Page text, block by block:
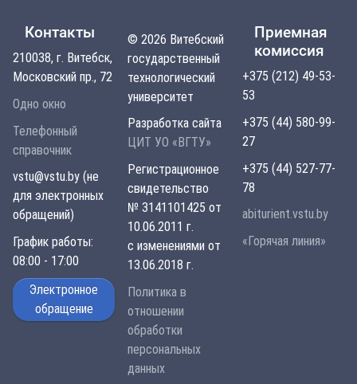
Контакты
210038, г. Витебск,
Московский пр., 72
Одно окно
Телефонный
справочник
vstu@vstu.by (не
для электронных
обращений)
График работы:
08:00 - 17:00
Электронное
обращение
© 2026 Витебский
государственный
технологический
университет
Разработка сайта
ЦИТ УО «ВГТУ»
Регистрационное
свидетельство
№ 3141101425 от
10.06.2011 г.
с изменениями от
13.06.2018 г.
Политика в
отношении
обработки
персональных
данных
Приемная
комиссия
+375 (212) 49-53-
53
+375 (44) 580-99-
27
+375 (44) 527-77-
78
abiturient.vstu.by
«Горячая линия»